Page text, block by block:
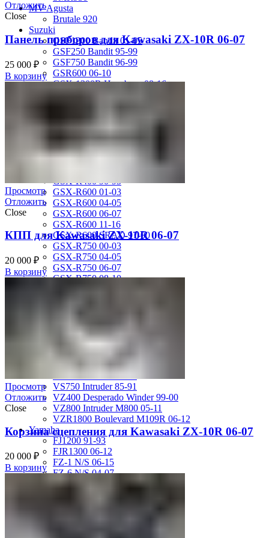
MV Agusta
Brutale 920
Suzuki
GSF1200 Bandit 01-05
GSF250 Bandit 95-99
GSF750 Bandit 96-99
GSR600 06-10
GSX-1300R Hayabusa 08-16
GSX-1300R Hayabusa 99-07
GSX-R1000 03-04
GSX-R1000 07-08
GSX-R1000 09-16
GSX-R400 90-95
GSX-R600 01-03
GSX-R600 04-05
GSX-R600 06-07
GSX-R600 11-16
GSX-R600 SRAD 97-00
GSX-R750 00-03
GSX-R750 04-05
GSX-R750 06-07
GSX-R750 08-10
GSX-R750 SRAD 96-97
GSX-R750 SRAD 98-99
SV400 98-02
SV650 03-12
SV650 99-02
VS750 Intruder 85-91
VZ400 Desperado Winder 99-00
VZ800 Intruder M800 05-11
VZR1800 Boulevard M109R 06-12
Yamaha
FJ1200 91-93
FJR1300 06-12
FZ-1 N/S 06-15
FZ-6 N/S 04-07
FZR 400 90-94
Отложить
Close
Панель приборов для Kawasaki ZX-10R 06-07
25 000 ₽
В корзину
Просмотр
Отложить
Close
КПП для Kawasaki ZX-10R 06-07
20 000 ₽
В корзину
Просмотр
Отложить
Close
Корзина сцепления для Kawasaki ZX-10R 06-07
20 000 ₽
В корзину